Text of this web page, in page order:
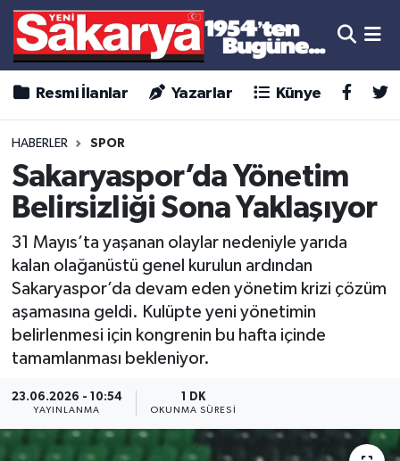
Resmi İlanlar Yazarlar Künye
HABERLER SPOR
Sakaryaspor’da Yönetim
Belirsizliği Sona Yaklaşıyor
31 Mayıs’ta yaşanan olaylar nedeniyle yarıda
kalan olağanüstü genel kurulun ardından
Sakaryaspor’da devam eden yönetim krizi çözüm
aşamasına geldi. Kulüpte yeni yönetimin
belirlenmesi için kongrenin bu hafta içinde
tamamlanması bekleniyor.
23.06.2026 - 10:54
YAYINLANMA
1 DK
OKUNMA SÜRESI